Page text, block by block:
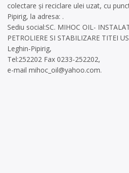
colectare și reciclare ulei uzat, cu
Pipirig, la adresa: .
Sediu social:SC. MIHOC OIL-
PETROLIERE SI STABILIZARE TITEI
Leghin-Pipirig,
Tel:252202 Fax 0233-252202,
e-mail mihoc_oil@yahoo.com.